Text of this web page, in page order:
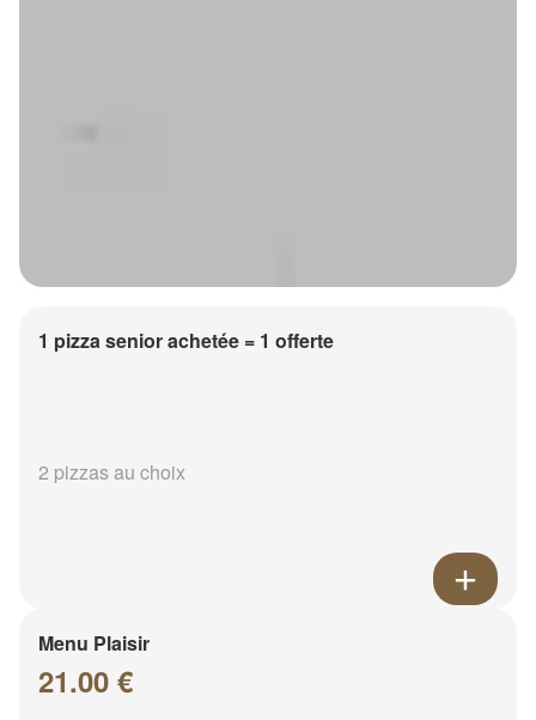
1 pizza senior achetée = 1 offerte
2 pizzas au choix
Menu Plaisir
21.00 €